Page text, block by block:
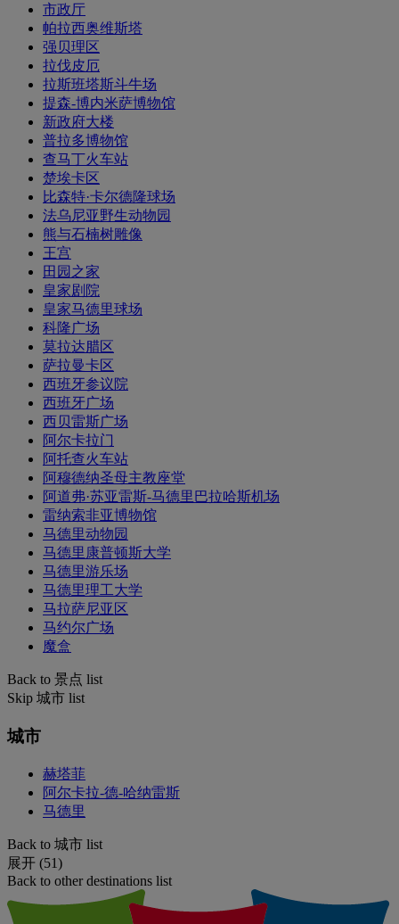
市政厅
帕拉西奥维斯塔
强贝理区
拉伐皮厄
拉斯班塔斯斗牛场
提森-博内米萨博物馆
新政府大楼
普拉多博物馆
查马丁火车站
楚埃卡区
比森特·卡尔德隆球场
法乌尼亚野生动物园
熊与石楠树雕像
王宫
田园之家
皇家剧院
皇家马德里球场
科隆广场
莫拉达腊区
萨拉曼卡区
西班牙参议院
西班牙广场
西贝雷斯广场
阿尔卡拉门
阿托查火车站
阿穆德纳圣母主教座堂
阿道弗·苏亚雷斯-马德里巴拉哈斯机场
雷纳索非亚博物馆
马德里动物园
马德里康普顿斯大学
马德里游乐场
马德里理工大学
马拉萨尼亚区
马约尔广场
魔盒
Back to 景点 list
Skip 城市 list
城市
赫塔菲
阿尔卡拉-德-哈纳雷斯
马德里
Back to 城市 list
展开 (51)
Back to other destinations list